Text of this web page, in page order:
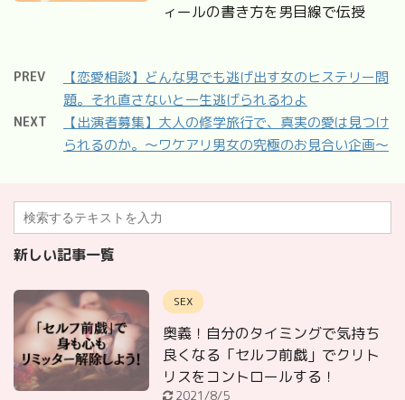
ィールの書き方を男目線で伝授
PREV
【恋愛相談】どんな男でも逃げ出す女のヒステリー問
題。それ直さないと一生逃げられるわよ
NEXT
【出演者募集】大人の修学旅行で、真実の愛は見つけ
られるのか。〜ワケアリ男女の究極のお見合い企画〜
新しい記事一覧
SEX
奥義！自分のタイミングで気持ち
良くなる「セルフ前戯」でクリト
リスをコントロールする！
2021/8/5